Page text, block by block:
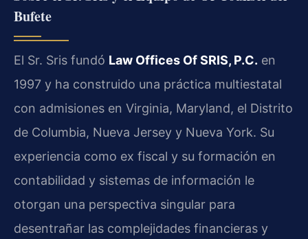
Bufete
El Sr. Sris fundó Law Offices Of SRIS, P.C. en
1997 y ha construido una práctica multiestatal
con admisiones en Virginia, Maryland, el Distrito
de Columbia, Nueva Jersey y Nueva York. Su
experiencia como ex fiscal y su formación en
contabilidad y sistemas de información le
otorgan una perspectiva singular para
desentrañar las complejidades financieras y